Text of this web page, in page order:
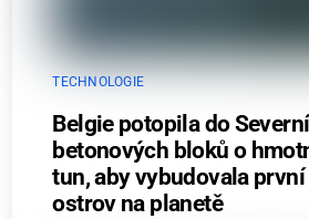
TECHNOLOGIE
Belgie potopila do
betonových bloků o
tun, aby vybudovala
ostrov na planetě